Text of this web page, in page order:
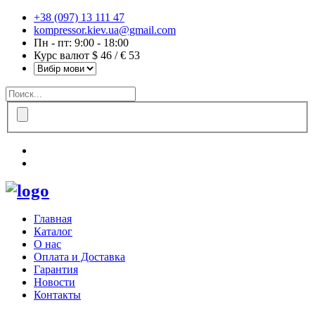
+38 (097) 13 111 47
kompressor.kiev.ua@gmail.com
Пн - пт: 9:00 - 18:00
Курс валют $ 46 / € 53
Главная
Каталог
О нас
Оплата и Доставка
Гарантия
Новости
Контакты